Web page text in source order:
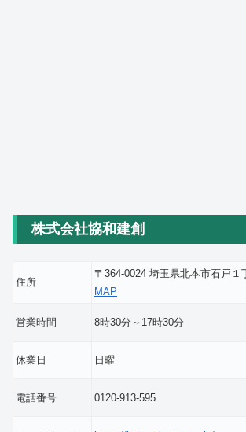
株式会社協和建創
住所
〒364-0024 埼玉県北本市石戸
MAP
営業時間 8時30分～17時30分
休業日 日曜
電話番号 0120-913-595